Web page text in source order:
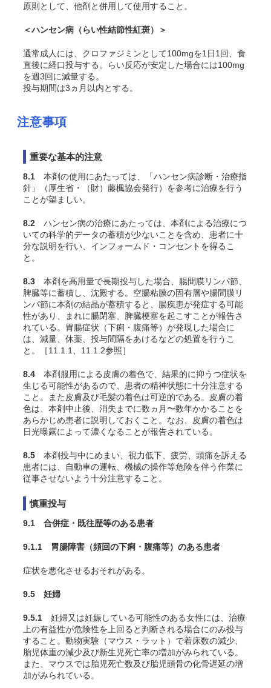
原則として、他剤と併用して使用すること。
＜ハンセン病（らい性結節性紅斑）＞
通常成人には、クロファジミンとして100mgを1日1回、食
直後に経口投与する。らい反応が安定した場合には100mg
を週3回に減量する。
投与期間は3ヵ月以内とする。
注意事項
重要な基本的注意
8.1 本剤の使用にあたっては、「ハンセン病診断・治療指
針」（厚生省・（財）藤楓協会発行）を参考に治療を行う
ことが望ましい。
8.2 ハンセン病の治療にあたっては、本剤による治療につ
いての科学的データの蓄積が少ないことを含め、患者に十
分な説明を行い、インフォームド・コンセントを得るこ
と。
8.3 本剤を高用量で長期投与した場合、腸間膜リンパ節、
脾臓等に蓄積し、沈殿する。空腸粘膜の固有層や腸間膜リ
ンパ節に本剤の結晶が蓄積すると、腸疾患が発症する可能
性があり、まれに腸閉塞、脾臓梗塞を起こすことが報告さ
れている。胃腸症状（下痢・腹痛等）が発現した場合に
は、減量、休薬、投与間隔をあけるなどの処置を行うこ
と。［11.1.1、11.1.2参照］
8.4 本剤服用による皮膚の着色で、結果的に抑うつ症状を
生じる可能性があるので、患者の精神状態に十分注意する
こと。また皮膚及び毛髪の着色は可逆的である。皮膚の着
色は、本剤中止後、消失までに数ヵ月〜数年かかることを
あらかじめ患者に説明しておくこと。なお、皮膚の着色は
日光曝露によって濃くなることが報告されている。
8.5 本剤投与中にめまい、視力低下、疲労、頭痛を訴える
患者には、自動車の運転、機械の操作等危険を伴う作業に
従事させないよう十分注意すること。
慎重投与
9.1 合併症・既往歴等のある患者
9.1.1 胃腸障害（頻回の下痢・腹痛等）のある患者
症状を悪化させるおそれがある。
9.5 妊婦
9.5.1 妊婦又は妊娠している可能性のある女性には、治療
上の有益性が危険性を上回ると判断される場合にのみ投与
すること。動物実験（マウス・ラット）で着床数の減少、
胎児体重の減少及び新生児死亡率の増加がみられている。
また、マウスでは胎児死亡数及び胎児頭骨の化骨遅延の増
加がみられている。